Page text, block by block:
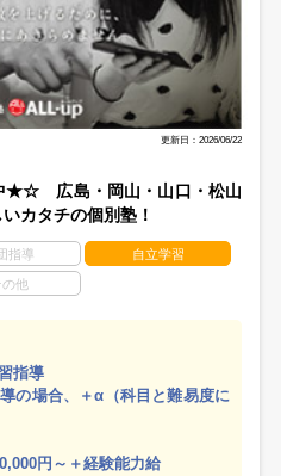
更新日：2026/06/22
★☆ 広島・岡山・山口・松山
カタチの個別塾！
指導 自立学習
の他
指導
の場合、＋α（科目と難易度に
円～＋経験能力給